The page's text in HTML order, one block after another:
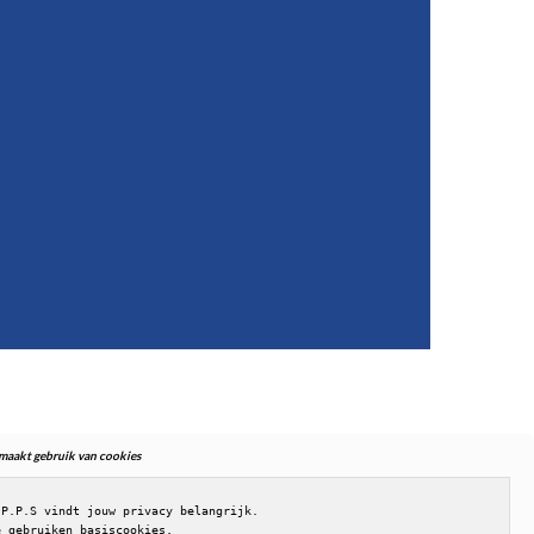
maakt gebruik van cookies
vindt jouw privacy belangrijk.
gebruiken basiscookies,